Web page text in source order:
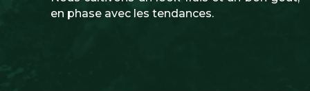
en phase avec les tendances.